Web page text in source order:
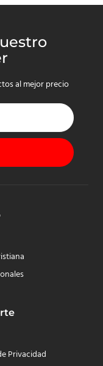
al mejor precio
Privacidad